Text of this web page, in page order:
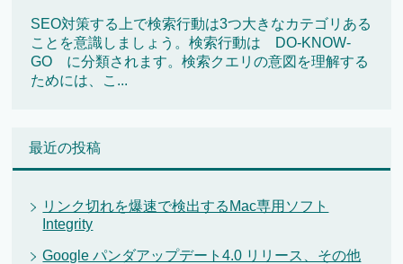
SEO対策する上で検索行動は3つ大きなカテゴリある
ことを意識しましょう。検索行動は DO-KNOW-
GO に分類されます。検索クエリの意図を理解する
ためには、こ...
最近の投稿
リンク切れを爆速で検出するMac専用ソフト
Integrity
Google パンダアップデート4.0 リリース、その他